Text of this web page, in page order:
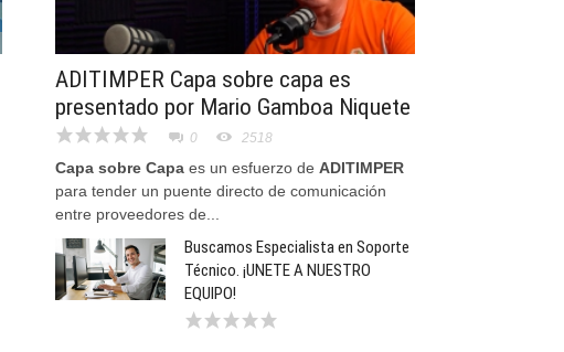
ADITIMPER Capa sobre capa es
presentado por Mario Gamboa Niquete
0 2518
Capa sobre Capa es un esfuerzo deADITIMPER
para tender un puente directo de comunicación
entre proveedores de...
Buscamos Especialista en Soporte
Técnico. ¡UNETE A NUESTRO
EQUIPO!